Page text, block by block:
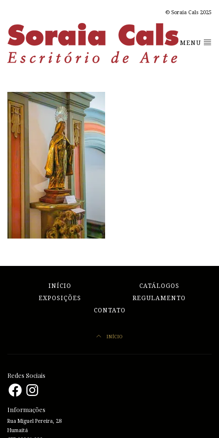
© Soraia Cals 2025
MENU
INÍCIO
CATÁLOGOS
EXPOSIÇÕES
REGULAMENTO
CONTATO
INÍCIO
Redes Sociais
FacebookInstagram
Informações
Rua Miguel Pereira, 28
Humaitá